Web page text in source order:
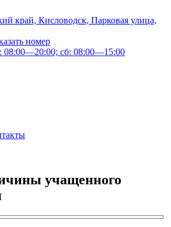
край, Кисловодск, Парковая улица,
номер
08:00—20:00; сб: 08:00—15:00
учащенного